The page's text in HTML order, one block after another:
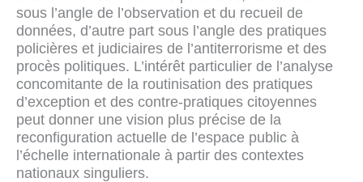
sous l’angle de l’observation et du recueil de
données, d’autre part sous l’angle des pratiques
policières et judiciaires de l’antiterrorisme et des
procès politiques. L’intérêt particulier de l’analyse
concomitante de la routinisation des pratiques
d’exception et des contre-pratiques citoyennes
peut donner une vision plus précise de la
reconfiguration actuelle de l’espace public à
l’échelle internationale à partir des contextes
nationaux singuliers.